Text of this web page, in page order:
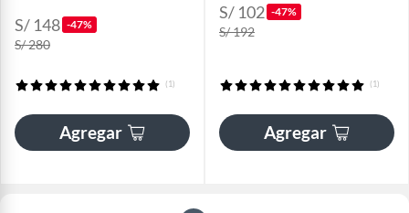
S/ 148 -47%
S/ 280
(1)
Agregar
S/ 102 -47%
S/ 192
(1)
Agregar